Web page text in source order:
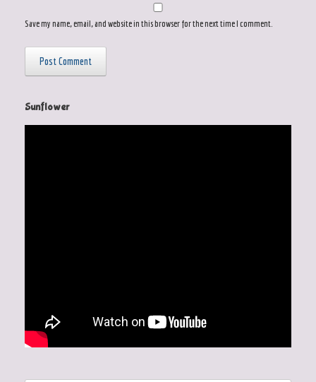
Save my name, email, and website in this browser for the next time I comment.
Sunflower